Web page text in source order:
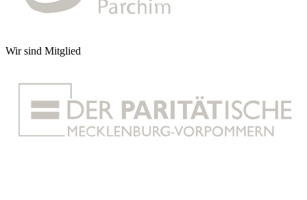
Wir sind Mitglied